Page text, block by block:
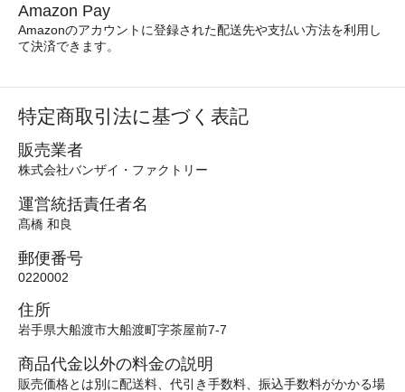
Amazon Pay
Amazonのアカウントに登録された配送先や支払い方法を利用し
て決済できます。
特定商取引法に基づく表記
販売業者
株式会社バンザイ・ファクトリー
運営統括責任者名
髙橋 和良
郵便番号
0220002
住所
岩手県大船渡市大船渡町字茶屋前7-7
商品代金以外の料金の説明
販売価格とは別に配送料、代引き手数料、振込手数料がかかる場